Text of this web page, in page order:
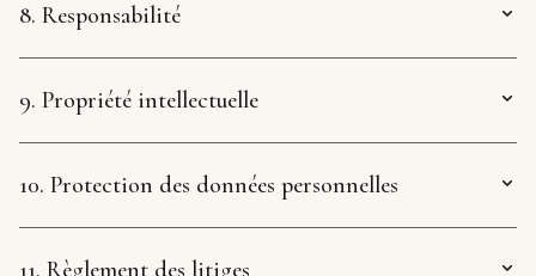
8. Responsabilité
9. Propriété intellectuelle
10. Protection des données personnelles
11. Règlement des litiges